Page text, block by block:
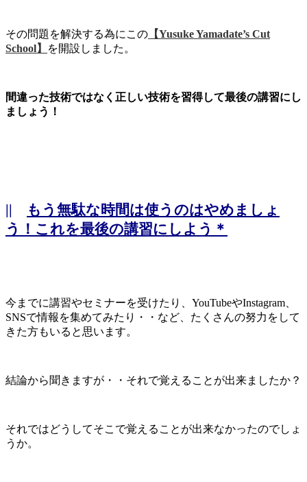
その問題を解決する為にこの 【Yusuke Yamadate’s Cut
School】
を開設しました。
間違った技術ではなく正しい技術を習得して最後の講習にし
ましょう！
||
もう無駄な時間は使うのはやめましょ
う！これを最後の講習にしよう＊
今までに講習やセミナーを受けたり、YouTubeやInstagram、
SNSで情報を集めてみたり・・など、たくさんの努力をして
きた方もいると思います。
結論から聞きますが・・それで覚えることが出来ましたか？
それではどうしてそこで覚えることが出来なかったのでしょ
うか。